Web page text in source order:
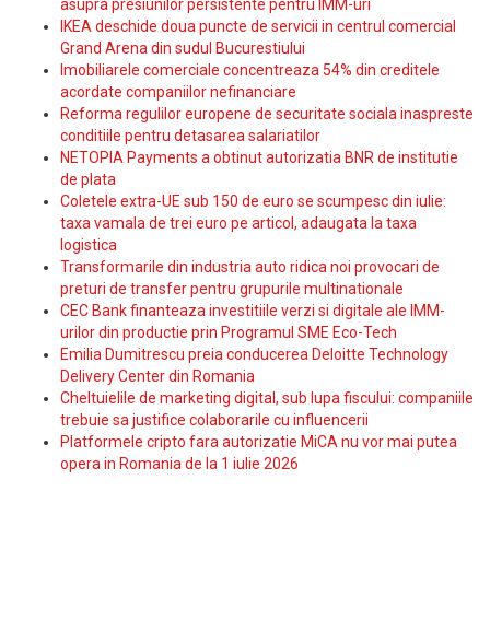
asupra presiunilor persistente pentru IMM-uri
IKEA deschide doua puncte de servicii in centrul comercial
Grand Arena din sudul Bucurestiului
Imobiliarele comerciale concentreaza 54% din creditele
acordate companiilor nefinanciare
Reforma regulilor europene de securitate sociala inaspreste
conditiile pentru detasarea salariatilor
NETOPIA Payments a obtinut autorizatia BNR de institutie
de plata
Coletele extra-UE sub 150 de euro se scumpesc din iulie:
taxa vamala de trei euro pe articol, adaugata la taxa
logistica
Transformarile din industria auto ridica noi provocari de
preturi de transfer pentru grupurile multinationale
CEC Bank finanteaza investitiile verzi si digitale ale IMM-
urilor din productie prin Programul SME Eco-Tech
Emilia Dumitrescu preia conducerea Deloitte Technology
Delivery Center din Romania
Cheltuielile de marketing digital, sub lupa fiscului: companiile
trebuie sa justifice colaborarile cu influencerii
Platformele cripto fara autorizatie MiCA nu vor mai putea
opera in Romania de la 1 iulie 2026